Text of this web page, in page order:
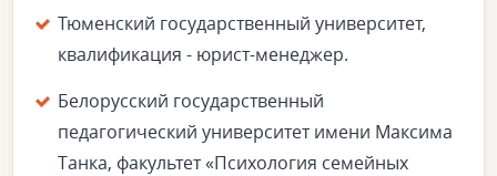
Тюменский государственный университет,
квалификация - юрист-менеджер.
Белорусский государственный
педагогический университет имени Максима
Танка, факультет «Психология семейных